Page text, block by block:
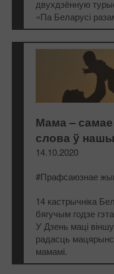
двухдзённую
«Па Беларусі
Мама –
слова ў
14.10.2020
#Прафсаюзнае
14 кастрычніка
бягучым годзе
У Дзень маці
радасць
мамамі.